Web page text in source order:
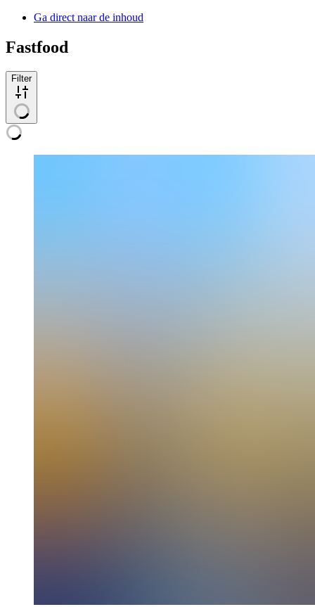
Ga direct naar de inhoud
Fastfood
Filter